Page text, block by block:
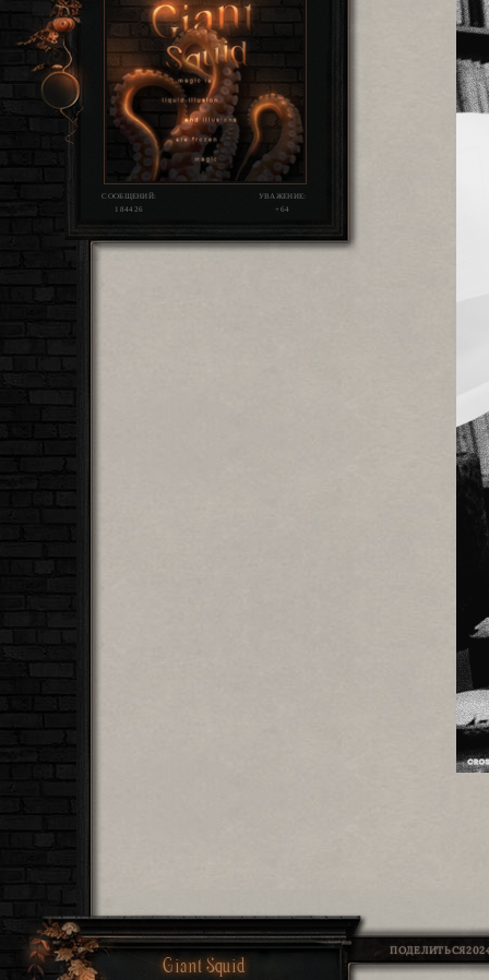
СООБЩЕНИЙ:
184426
УВАЖЕНИЕ:
+64
ПОДЕЛИТЬСЯ
Giant Squid